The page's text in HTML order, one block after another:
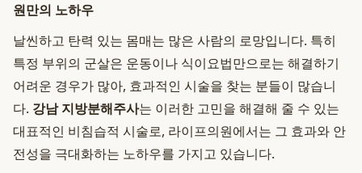
원만의 노하우
날씬하고 탄력 있는 몸매는 많은 사람의 로망입니다. 특히
특정 부위의 군살은 운동이나 식이요법만으로는 해결하기
어려운 경우가 많아, 효과적인 시술을 찾는 분들이 많습니
다. 강남 지방분해주사는 이러한 고민을 해결해 줄 수 있는
대표적인 비침습적 시술로, 라이프의원에서는 그 효과와 안
전성을 극대화하는 노하우를 가지고 있습니다.